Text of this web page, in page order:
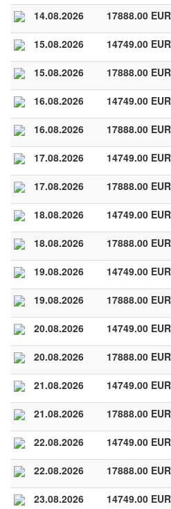
14.08.2026 17888.00 EUR
15.08.2026 14749.00 EUR
15.08.2026 17888.00 EUR
16.08.2026 14749.00 EUR
16.08.2026 17888.00 EUR
17.08.2026 14749.00 EUR
17.08.2026 17888.00 EUR
18.08.2026 14749.00 EUR
18.08.2026 17888.00 EUR
19.08.2026 14749.00 EUR
19.08.2026 17888.00 EUR
20.08.2026 14749.00 EUR
20.08.2026 17888.00 EUR
21.08.2026 14749.00 EUR
21.08.2026 17888.00 EUR
22.08.2026 14749.00 EUR
22.08.2026 17888.00 EUR
23.08.2026 14749.00 EUR